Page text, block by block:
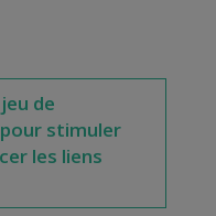
de
stimuler
les liens